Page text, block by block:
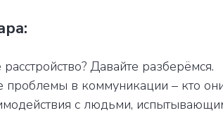
Давайте разберёмся.
в коммуникации – кто
с людьми,